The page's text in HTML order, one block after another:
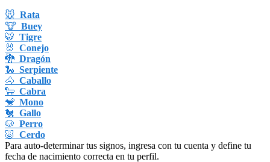
🐭 Rata
🐮 Buey
🐯 Tigre
🐰 Conejo
🐉 Dragón
🐍 Serpiente
🐴 Caballo
🐑 Cabra
🐒 Mono
🐔 Gallo
🐶 Perro
🐷 Cerdo
Para auto-determinar tus signos, ingresa con tu cuenta y define tu
fecha de nacimiento correcta en tu perfil.